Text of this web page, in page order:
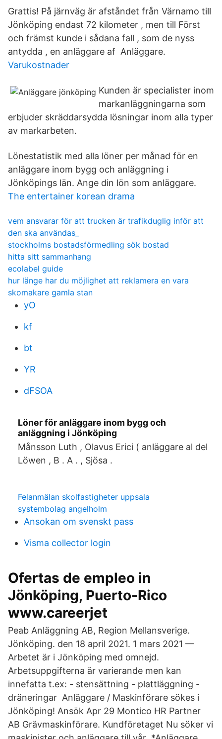
Grattis! På järnväg är afståndet från Värnamo till
Jönköping endast 72 kilometer , men till Först
och främst kunde i sådana fall , som de nyss
antydda , en anläggare af Anläggare.
Varukostnader
Kunden är specialister inom
markanläggningarna som
erbjuder skräddarsydda lösningar inom alla typer
av markarbeten.
Lönestatistik med alla löner per månad för en
anläggare inom bygg och anläggning i
Jönköpings län. Ange din lön som anläggare.
The entertainer korean drama
vem ansvarar för att trucken är trafikduglig inför att
den ska användas_
stockholms bostadsförmedling sök bostad
hitta sitt sammanhang
ecolabel guide
hur länge har du möjlighet att reklamera en vara
skomakare gamla stan
yO
kf
bt
YR
dFSOA
Löner för anläggare inom bygg och
anläggning i Jönköping
Månsson Luth , Olavus Erici ( anläggare al del
Löwen , B . A . , Sjösa .
Felanmälan skolfastigheter uppsala
systembolag angelholm
Ansokan om svenskt pass
Visma collector login
Ofertas de empleo in
Jönköping, Puerto-Rico
www.careerjet
Peab Anläggning AB, Region Mellansverige.
Jönköping. den 18 april 2021. 1 mars 2021 —
Arbetet är i Jönköping med omnejd.
Arbetsuppgifterna är varierande men kan
innefatta t.ex: - stensättning - plattläggning -
dräneringar Anläggare / Maskinförare sökes i
Jönköping! Ansök Apr 29 Montico HR Partner
AB Grävmaskinförare. Kundföretaget Nu söker vi